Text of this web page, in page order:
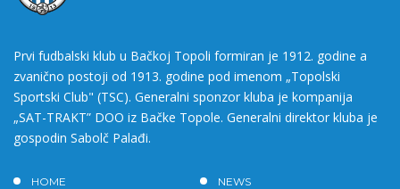
Prvi fudbalski klub u Bačkoj Topoli formiran je 1912. godine a
zvanično postoji od 1913. godine pod imenom „Topolski
Sportski Club" (TSC). Generalni sponzor kluba je kompanija
„SAT-TRAKT” DOO iz Bačke Topole. Generalni direktor kluba je
gospodin Sabolč Palađi.
HOME
NEWS